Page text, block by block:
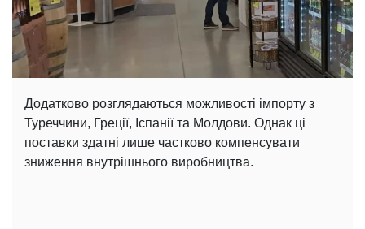
Додатково розглядаються можливості імпорту з
Туреччини, Греції, Іспанії та Молдови. Однак ці
поставки здатні лише частково компенсувати
зниження внутрішнього виробництва.